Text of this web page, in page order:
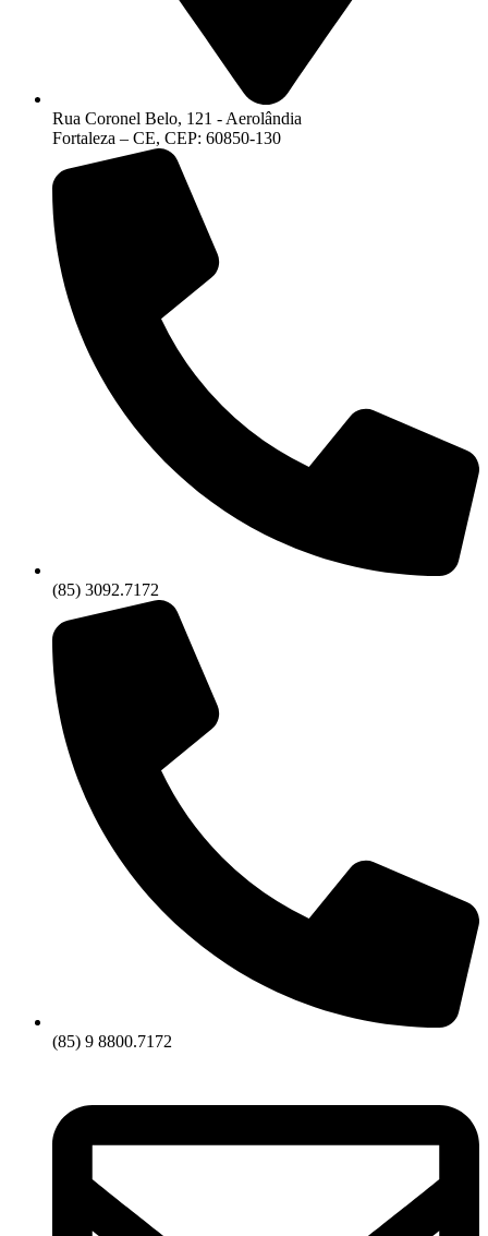
Rua Coronel Belo, 121 - Aerolândia
Fortaleza – CE, CEP: 60850-130
(85) 3092.7172
(85) 9 8800.7172